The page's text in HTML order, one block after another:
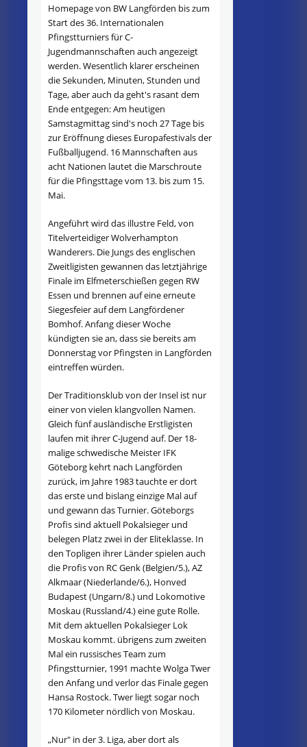
Homepage von BW Langförden bis zum
Start des 36. Internationalen
Pfingstturniers für C-
Jugendmannschaften auch angezeigt
werden. Wesentlich klarer erscheinen
die Sekunden, Minuten, Stunden und
Tage, aber auch da geht's rasant dem
Ende entgegen: Am heutigen
Samstagmittag sind's noch 27 Tage bis
zur Eröffnung dieses Europafestivals der
Fußballjugend. 16 Mannschaften aus
acht Nationen lautet die Marschroute
für die Pfingsttage vom 13. bis zum 15.
Mai.
Angeführt wird das illustre Feld, von
Titelverteidiger Wolverhampton
Wanderers. Die Jungs des englischen
Zweitligisten gewannen das letztjährige
Finale im Elfmeterschießen gegen RW
Essen und brennen auf eine erneute
Siegesfeier auf dem Langfördener
Bomhof. Anfang dieser Woche
kündigten sie an, dass sie bereits am
Donnerstag vor Pfingsten in Langförden
eintreffen würden.
Der Traditionsklub von der Insel ist nur
einer von vielen klangvollen Namen.
Gleich fünf ausländische Erstligisten
laufen mit ihrer C-Jugend auf. Der 18-
malige schwedische Meister IFK
Göteborg kehrt nach Langförden
zurück, im Jahre 1983 tauchte er dort
das erste und bislang einzige Mal auf
und gewann das Turnier. Göteborgs
Profis sind aktuell Pokalsieger und
belegen Platz zwei in der Eliteklasse. In
den Topligen ihrer Länder spielen auch
die Profis von RC Genk (Belgien/5.), AZ
Alkmaar (Niederlande/6.), Honved
Budapest (Ungarn/8.) und Lokomotive
Moskau (Russland/4.) eine gute Rolle.
Mit dem aktuellen Pokalsieger Lok
Moskau kommt. übrigens zum zweiten
Mal ein russisches Team zum
Pfingstturnier, 1991 machte Wolga Twer
den Anfang und verlor das Finale gegen
Hansa Rostock. Twer liegt sogar noch
170 Kilometer nördlich von Moskau.
„Nur" in der 3. Liga, aber dort als